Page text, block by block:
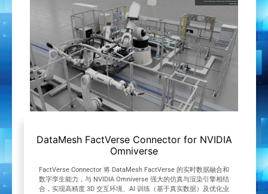
DataMesh FactVerse Connector for NVIDIA
Omniverse
FactVerse Connector 将 DataMesh FactVerse 的实时数据融合和
数字孪生能力，与 NVIDIA Omniverse 强大的仿真与渲染引擎相结
合，实现高精度 3D 交互环境、AI 训练（基于真实数据）及优化业